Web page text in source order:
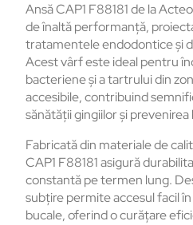
Ansă CAP1 F88181 de la
de înaltă performanță,
tratamentele endodontice și
Acest vârf este ideal pentru
bacteriene și a tartrului din
accesibile, contribuind
sănătății gingiilor și
Fabricată din materiale de
CAP1 F88181 asigură
constantă pe termen lung.
subțire permite accesul facil
bucale, oferind o curățare